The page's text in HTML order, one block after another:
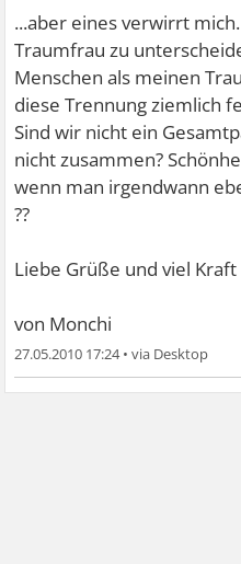
...aber eines verwirrt
Traumfrau zu
Menschen als meinen
diese Trennung ziemlich
Sind wir nicht ein
nicht zusammen?
wenn man irgendwann
??
Liebe Grüße und viel Kraft
von Monchi
27.05.2010 17:24•